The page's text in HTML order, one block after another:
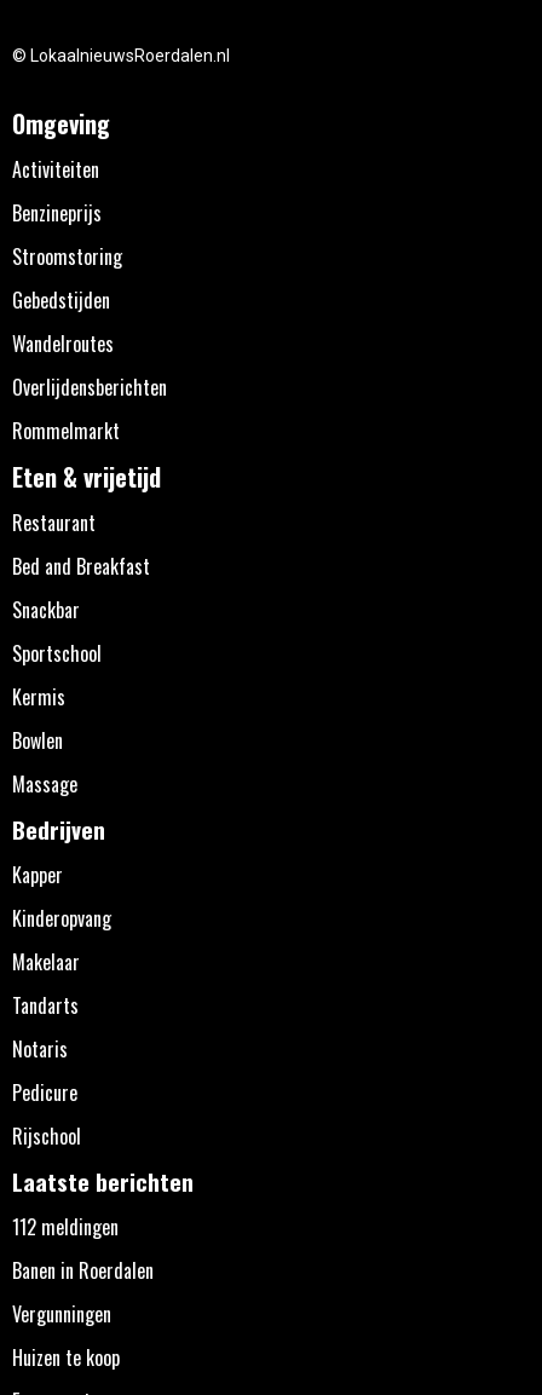
© LokaalnieuwsRoerdalen.nl
Omgeving
Activiteiten
Benzineprijs
Stroomstoring
Gebedstijden
Wandelroutes
Overlijdensberichten
Rommelmarkt
Eten & vrijetijd
Restaurant
Bed and Breakfast
Snackbar
Sportschool
Kermis
Bowlen
Massage
Bedrijven
Kapper
Kinderopvang
Makelaar
Tandarts
Notaris
Pedicure
Rijschool
Laatste berichten
112 meldingen
Banen in Roerdalen
Vergunningen
Huizen te koop